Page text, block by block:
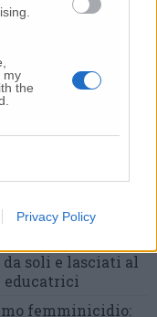
my
the
Privacy Policy
soli e lasciati al
educatrici
femminicidio: